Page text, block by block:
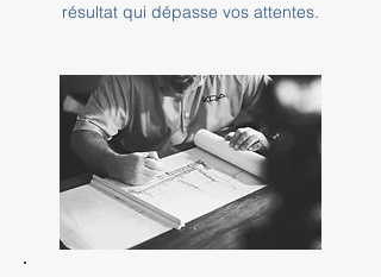
résultat qui dépasse vos attentes.